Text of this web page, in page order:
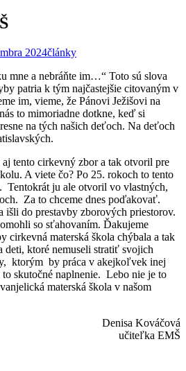
2024články
mne a nebráňte im…“ Toto sú slova
patria k tým najčastejšie citovaným v
im, vieme, že Pánovi Ježišovi na
to mimoriadne dotkne, keď si
na tých našich deťoch. Na deťoch
tento cirkevný zbor a tak otvoril pre
A viete čo? Po 25. rokoch to tento
ju ale otvoril vo vlastných,
Za to chceme dnes poďakovať.
do prestavby zborových priestorov.
so sťahovaním. Ďakujeme
cirkevná materská škola chýbala a tak
deti, ktoré nemuseli stratiť svojich
ktorým by práca v akejkoľvek inej
to skutočné naplnenie. Lebo nie je to
materská škola v našom
Denisa Kováčová
učiteľka EMŠ